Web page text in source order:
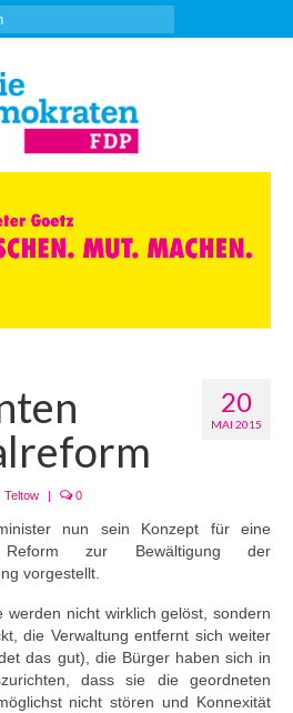
20
MAI 2015
Teltow | 0
nun sein Konzept für eine
Reform zur Bewältigung der
vorgestellt.
werden nicht wirklich gelöst, sondern
die Verwaltung entfernt sich weiter
das gut), die Bürger haben sich in
dass sie die geordneten
nicht stören und Konnexität